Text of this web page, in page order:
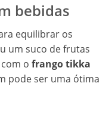
bebidas
equilibrar os
um suco de frutas
o frango tikka
pode ser uma ótima